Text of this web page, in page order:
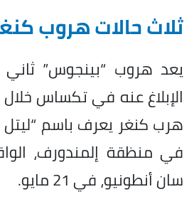
ثلاث حالات هروب
يعد هروب “بينجوس”
الإبلاغ عنه في تكساس
هرب كنغر يعرف باسم
في منظقة إلمندورف،
سان أنطونيو، في 21 مايو.